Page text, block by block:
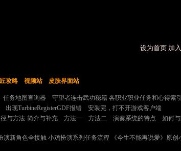
设为首页 加
攻略 视频站皮肤界面站
任务地图查询器 守望者连击武功秘籍 各职业职业任务和心得索引
出现TurbineRegisterGDF报错
安装完，打不开游戏客户端
与方法-简介与补充 方法一 方法二 演奏系统的特点
如何
演新角色全接触 小鸡扮演系列任务流程 《今生不能再说爱》原创